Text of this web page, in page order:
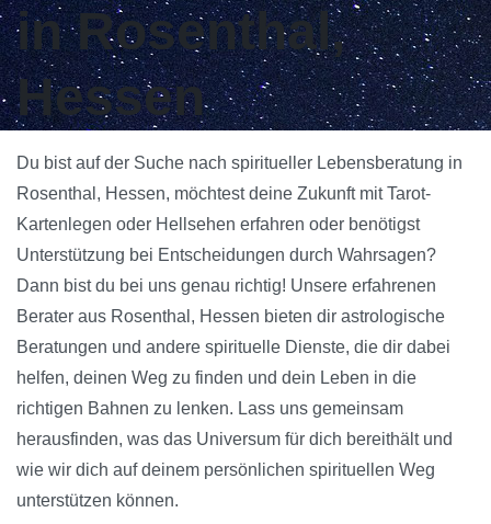
in Rosenthal,
Hessen
Du bist auf der Suche nach spiritueller Lebensberatung in
Rosenthal, Hessen, möchtest deine Zukunft mit Tarot-
Kartenlegen oder Hellsehen erfahren oder benötigst
Unterstützung bei Entscheidungen durch Wahrsagen?
Dann bist du bei uns genau richtig! Unsere erfahrenen
Berater aus Rosenthal, Hessen bieten dir astrologische
Beratungen und andere spirituelle Dienste, die dir dabei
helfen, deinen Weg zu finden und dein Leben in die
richtigen Bahnen zu lenken. Lass uns gemeinsam
herausfinden, was das Universum für dich bereithält und
wie wir dich auf deinem persönlichen spirituellen Weg
unterstützen können.